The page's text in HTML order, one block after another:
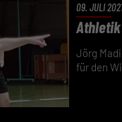
09. JULI
Athletik
Jörg
für den